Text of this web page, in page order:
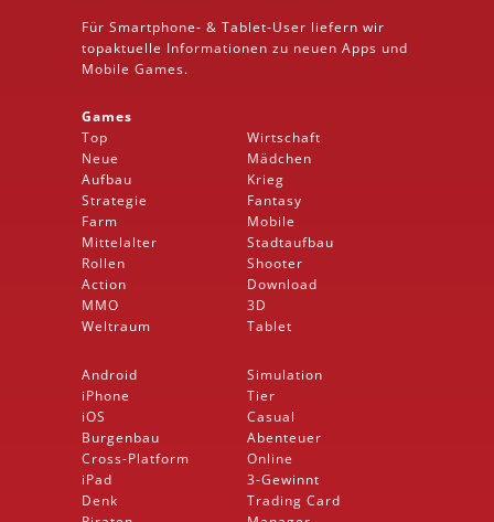
Für Smartphone- & Tablet-User liefern wir
topaktuelle Informationen zu neuen Apps und
Mobile Games.
Games
Top
Neue
Aufbau
Strategie
Farm
Mittelalter
Rollen
Action
MMO
Weltraum
Wirtschaft
Mädchen
Krieg
Fantasy
Mobile
Stadtaufbau
Shooter
Download
3D
Tablet
Android
iPhone
iOS
Burgenbau
Cross-Platform
iPad
Denk
Simulation
Tier
Casual
Abenteuer
Online
3-Gewinnt
Trading Card